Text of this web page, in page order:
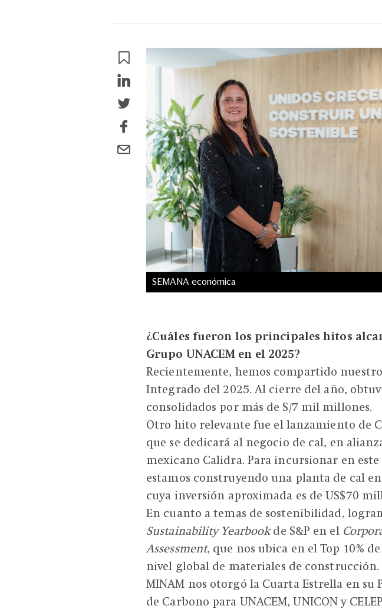
SEMANA económica
¿Cuáles fueron los principales hitos
Grupo UNACEM en el 2025?
Recientemente, hemos compartido
Integrado del 2025. Al cierre del año,
consolidados por más de S/7 mil millones.
Otro hito relevante fue el lanzamiento de
que se dedicará al negocio de cal, en
mexicano Calidra. Para incursionar en
estamos construyendo una planta de cal
cuya inversión aproximada es de US$70
En cuanto a temas de sostenibilidad,
Sustainability Yearbookde S&P en el
Assessment, que nos ubica en el Top 10%
nivel global de materiales de construcción.
MINAM nos otorgó la Cuarta Estrella en su
de Carbono para UNACEM, UNICON y